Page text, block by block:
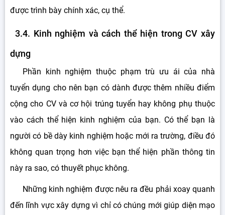
được trình bày chính xác, cụ thể.
3.4. Kinh nghiệm và cách thể hiện trong CV xây
dựng
Phần kinh nghiệm thuộc phạm trù ưu ái của nhà
tuyển dụng cho nên bạn có dành được thêm nhiều điểm
cộng cho CV và cơ hội trúng tuyển hay không phụ thuộc
vào cách thể hiện kinh nghiệm của bạn. Có thể bạn là
người có bề dày kinh nghiệm hoặc mới ra trường, điều đó
không quan trọng hơn việc bạn thể hiện phần thông tin
này ra sao, có thuyết phục không.
Những kinh nghiệm được nêu ra đều phải xoay quanh
đến lĩnh vực xây dựng vì chỉ có chúng mới giúp diện mạo